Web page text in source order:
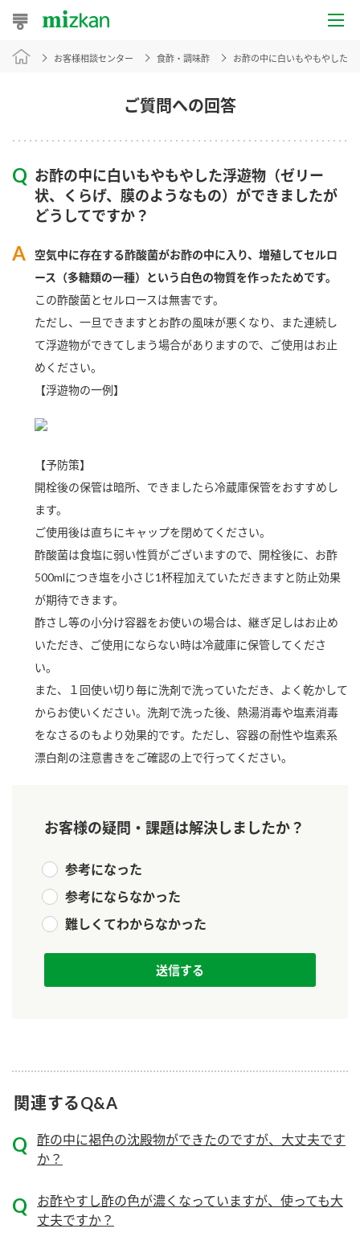
おうちレシピ
レシピ特集
レシピカテゴリ一覧
商品からレシピを探す
商品情報
商品カテゴリ
酢
つゆ たれ
スープ 中華
クイック調味料 レモン果汁
ふりかけ
炊き込みご飯の素 納豆
新商品一覧
ブランド・スペシャルサイト トップ
商品ブランドサイト
Fibee（ファイビー）
くらしプラ酢
カンタン酢
お酢ドリンク
味ぽん
ぽん酢
かおりの蔵
つゆ
鍋なび
PIN印
千夜
スペシャルサイト
ロングセラー商品 ＋ おすすめレシピ
人気商品 ＋ おすすめレシピ
国内事業概要
ミツカングループについて
企業理念
ミツカンの歴史
ミツカンを知る
環境への取り組み
ZENB initiative
採用情報
ニュースリリース
お客様の声をいかしました
販売終了製品のご案内
お問い合わせ
地図から取り扱い店舗を探す
業務用サイト ミツカングループについて 製造所固有記号一覧
ご質問への回答
お客様相談センター 食酢・調味酢 お酢の中に白いもやもやした
お酢の中に白いもやもやした浮遊物（ゼリー
状、くらげ、膜のようなもの）ができましたが
どうしてですか？
空気中に存在する酢酸菌がお酢の中に入り、増殖してセルロ
ース（多糖類の一種）という白色の物質を作ったためです。
この酢酸菌とセルロースは無害です。
ただし、一旦できますとお酢の風味が悪くなり、また連続し
て浮遊物ができてしまう場合がありますので、ご使用はお止
めください。
【浮遊物の一例】
【予防策】
開栓後の保管は暗所、できましたら冷蔵庫保管をおすすめし
ます。
ご使用後は直ちにキャップを閉めてください。
酢酸菌は食塩に弱い性質がございますので、開栓後に、お酢
500mlにつき塩を小さじ1杯程加えていただきますと防止効果
が期待できます。
酢さし等の小分け容器をお使いの場合は、継ぎ足しはお止め
いただき、ご使用にならない時は冷蔵庫に保管してくださ
い。
また、１回使い切り毎に洗剤で洗っていただき、よく乾かして
からお使いください。洗剤で洗った後、熱湯消毒や塩素消毒
をなさるのもより効果的です。ただし、容器の耐性や塩素系
漂白剤の注意書きをご確認の上で行ってください。
お客様の疑問・課題は解決しましたか？
参考になった
参考にならなかった
難しくてわからなかった
関連するQ&A
酢の中に褐色の沈殿物ができたのですが、大丈夫です
か？
お酢やすし酢の色が濃くなっていますが、使っても大
丈夫ですか？